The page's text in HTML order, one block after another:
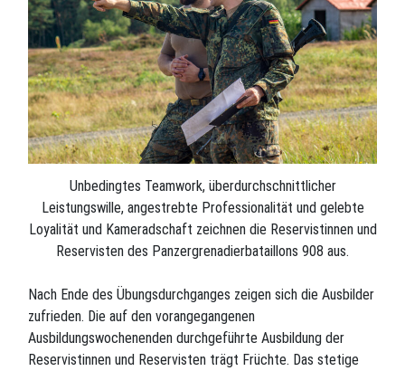
Unbedingtes Teamwork, überdurchschnittlicher
Leistungswille, angestrebte Professionalität und gelebte
Loyalität und Kameradschaft zeichnen die Reservistinnen und
Reservisten des Panzergrenadierbataillons 908 aus.
Nach Ende des Übungsdurchganges zeigen sich die Ausbilder
zufrieden. Die auf den vorangegangenen
Ausbildungswochenenden durchgeführte Ausbildung der
Reservistinnen und Reservisten trägt Früchte. Das stetige